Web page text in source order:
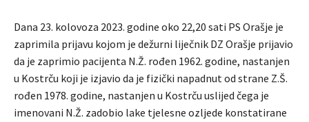
Dana 23. kolovoza 2023. godine oko 22,20 sati PS Orašje je
zaprimila prijavu kojom je dežurni liječnik DZ Orašje prijavio
da je zaprimio pacijenta N.Ž. rođen 1962. godine, nastanjen
u Kostrču koji je izjavio da je fizički napadnut od strane Z.Š.
rođen 1978. godine, nastanjen u Kostrču uslijed čega je
imenovani N.Ž. zadobio lake tjelesne ozljede konstatirane